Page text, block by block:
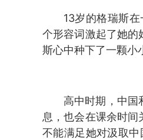
13岁的格瑞斯
个形容词激起了她的
斯心中种下了一颗小
高中时期，中国
息，也会在课余时间
不能满足她对汲取